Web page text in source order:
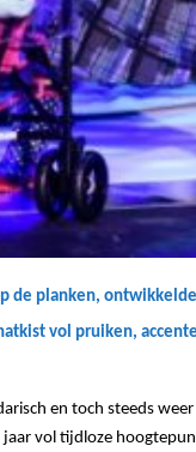
de planken,
vol pruiken,
en toch steeds
vol tijdloze